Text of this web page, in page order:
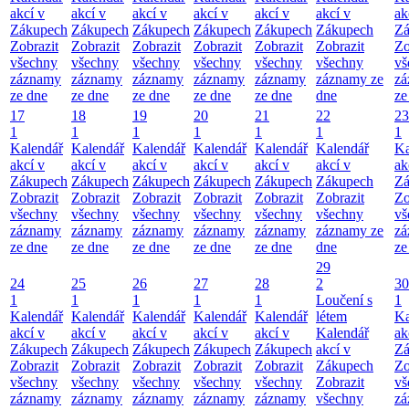
akcí v
Zákupech
Zobrazit
všechny
záznamy
ze dne
akcí v
Zákupech
Zobrazit
všechny
záznamy
ze dne
akcí v
Zákupech
Zobrazit
všechny
záznamy
ze dne
akcí v
Zákupech
Zobrazit
všechny
záznamy
ze dne
akcí v
Zákupech
Zobrazit
všechny
záznamy
ze dne
akcí v
Zákupech
Zobrazit
všechny
záznamy ze
dne
17
1
Kalendář
akcí v
Zákupech
Zobrazit
všechny
záznamy
ze dne
18
1
Kalendář
akcí v
Zákupech
Zobrazit
všechny
záznamy
ze dne
19
1
Kalendář
akcí v
Zákupech
Zobrazit
všechny
záznamy
ze dne
20
1
Kalendář
akcí v
Zákupech
Zobrazit
všechny
záznamy
ze dne
21
1
Kalendář
akcí v
Zákupech
Zobrazit
všechny
záznamy
ze dne
22
1
Kalendář
akcí v
Zákupech
Zobrazit
všechny
záznamy ze
dne
23
1
24
1
Kalendář
akcí v
Zákupech
Zobrazit
všechny
záznamy
25
1
Kalendář
akcí v
Zákupech
Zobrazit
všechny
záznamy
26
1
Kalendář
akcí v
Zákupech
Zobrazit
všechny
záznamy
27
1
Kalendář
akcí v
Zákupech
Zobrazit
všechny
záznamy
28
1
Kalendář
akcí v
Zákupech
Zobrazit
všechny
záznamy
29
2
Loučení s
létem
Kalendář
akcí v
Zákupech
Zobrazit
všechny
30
1